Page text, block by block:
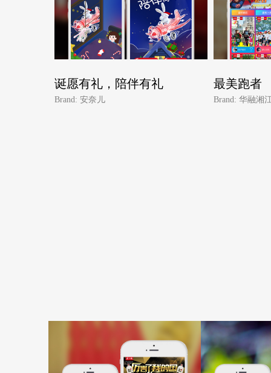
诞愿有礼，陪伴有礼
Brand: 安奈儿
最美跑者
Brand: 华融湘